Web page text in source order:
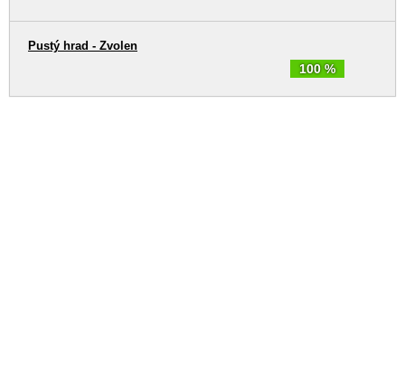
100 %
Pustý hrad - Zvolen